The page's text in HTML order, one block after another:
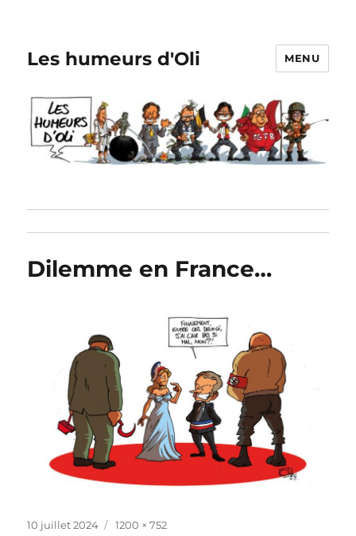
Les humeurs d'Oli MENU
Dilemme en France…
Publié
10 juillet 2024
Taille
1200 × 752